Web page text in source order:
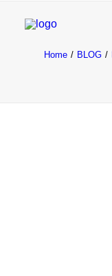
Home BLOG